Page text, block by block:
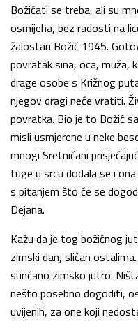
Božićati se treba, ali su
osmijeha, bez radosti na
žalostan Božić 1945.
povratak sina, oca, muža,
drage osobe s Križnog
njegov dragi neće vratiti.
povratka. Bio je to Božić
misli usmjerene u neke
mnogi Sretničani
tuge u srcu dodala se i
s pitanjem što će se
Dejana.
Kažu da je tog božićnog
zimski dan, sličan
sunčano zimsko jutro.
nešto posebno dogoditi,
uvijenih, za one koji